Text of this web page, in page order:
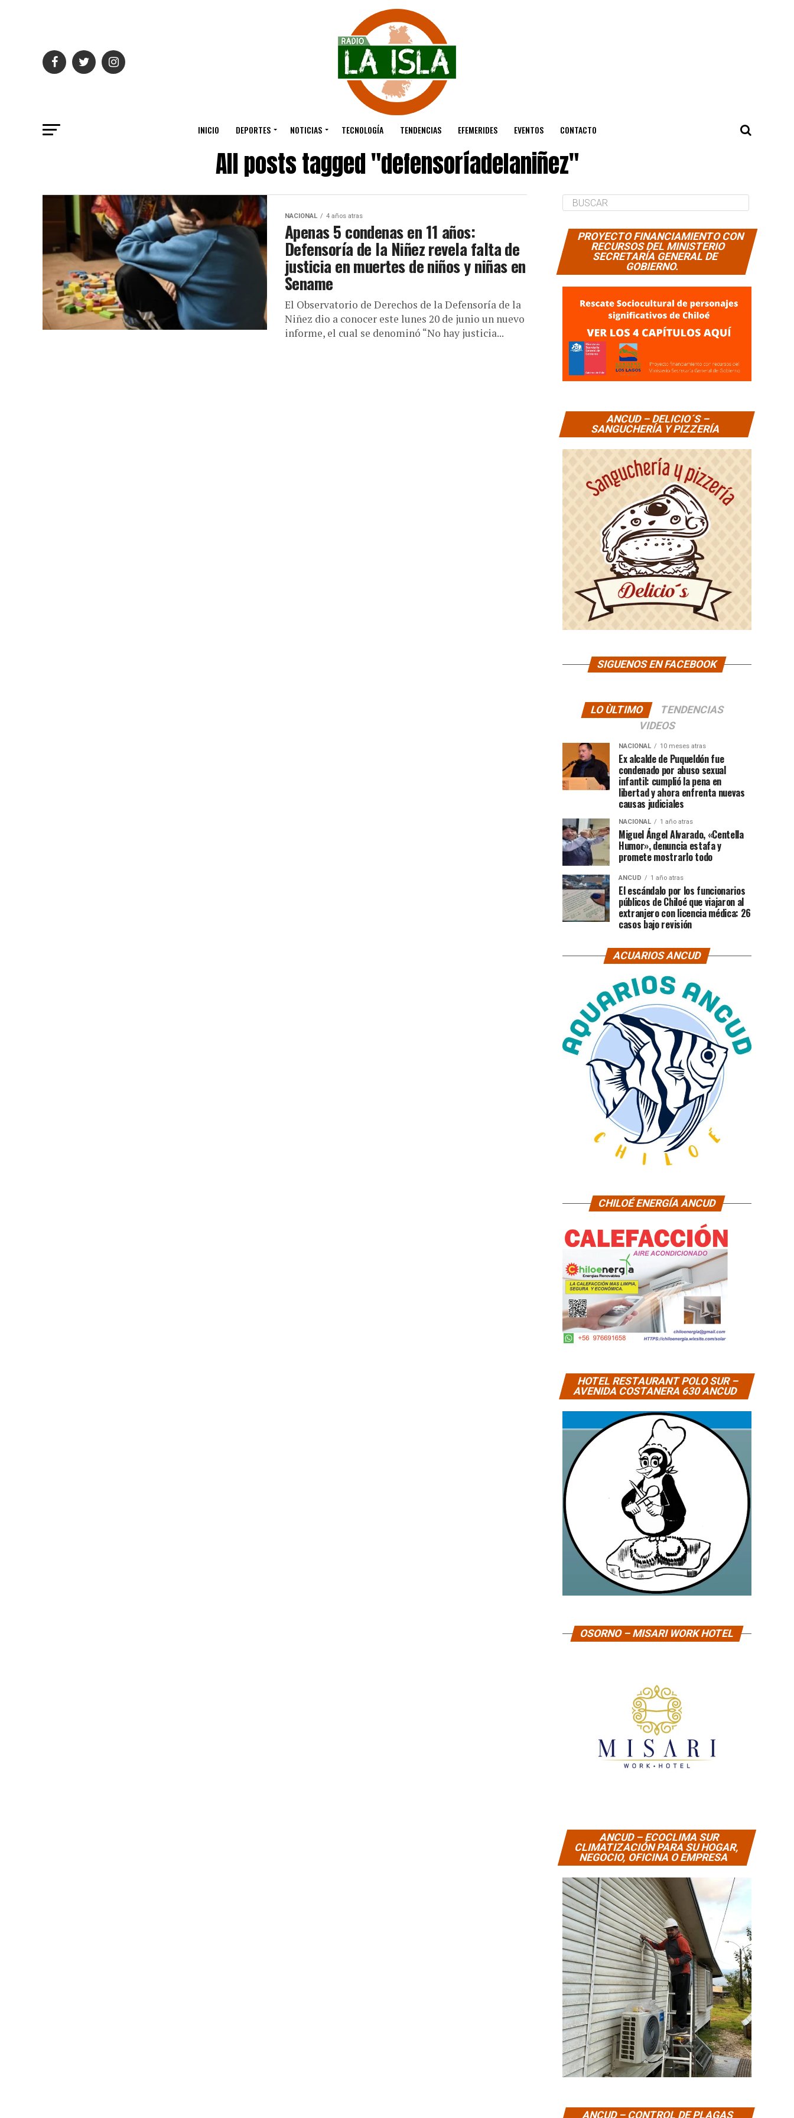
INICIO DEPORTES NOTICIAS TECNOLOGÍA TENDENCIAS EFEMERIDES EVENTOS CONTACTO
All posts tagged "defensoríadelaniñez"
NACIONAL 4 años atras
Apenas 5 condenas en 11 años:
Defensoría de la Niñez revela falta de
justicia en muertes de niños y niñas en
Sename
El Observatorio de Derechos de la Defensoría de la
Niñez dio a conocer este lunes 20 de junio un nuevo
informe, el cual se denominó “No hay justicia...
PROYECTO FINANCIAMIENTO CON
RECURSOS DEL MINISTERIO
SECRETARÍA GENERAL DE
GOBIERNO.
ANCUD – DELICIO´S –
SANGUCHERÍA Y PIZZERÍA
SIGUENOS EN FACEBOOK
LO ÙLTIMO
TENDENCIAS
VIDEOS
NACIONAL 10 meses atras
Ex alcalde de Puqueldón fue
condenado por abuso sexual
infantil: cumplió la pena en
libertad y ahora enfrenta nuevas
causas judiciales
NACIONAL 1 año atras
Miguel Ángel Alvarado, «Centella
Humor», denuncia estafa y
promete mostrarlo todo
ANCUD 1 año atras
El escándalo por los funcionarios
públicos de Chiloé que viajaron al
extranjero con licencia médica: 26
casos bajo revisión
ACUARIOS ANCUD
CHILOÉ ENERGÍA ANCUD
HOTEL RESTAURANT POLO SUR –
AVENIDA COSTANERA 630 ANCUD
OSORNO – MISARI WORK HOTEL
ANCUD – ECOCLIMA SUR
CLIMATIZACIÓN PARA SU HOGAR,
NEGOCIO, OFICINA O EMPRESA
ANCUD – CONTROL DE PLAGAS